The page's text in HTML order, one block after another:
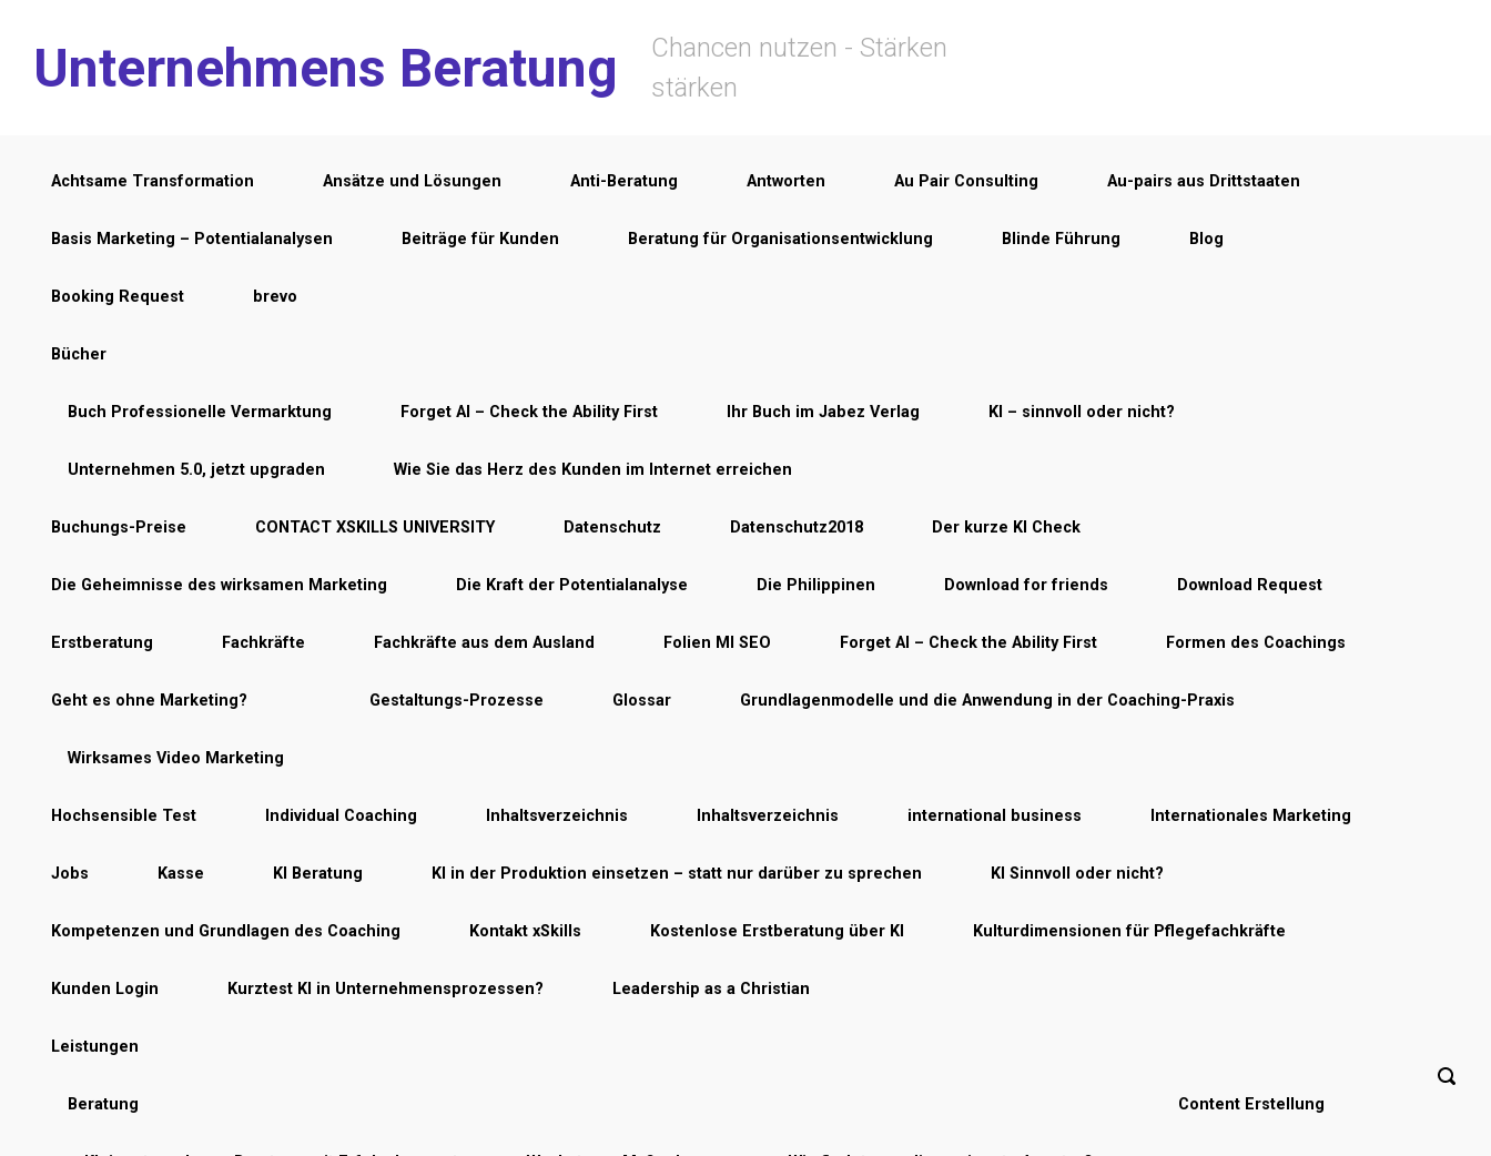
Unternehmens Beratung
Chancen nutzen - Stärken
stärken
Achtsame Transformation Ansätze und Lösungen Anti-Beratung Antworten Au Pair Consulting Au-pairs aus Drittstaaten
Basis Marketing – Potentialanalysen Beiträge für Kunden Beratung für Organisationsentwicklung Blinde Führung Blog
Booking Request brevo
Bücher
Buch Professionelle Vermarktung Forget AI – Check the Ability First Ihr Buch im Jabez Verlag KI – sinnvoll oder nicht?
Unternehmen 5.0, jetzt upgraden Wie Sie das Herz des Kunden im Internet erreichen
Buchungs-Preise CONTACT XSKILLS UNIVERSITY Datenschutz Datenschutz2018 Der kurze KI Check
Die Geheimnisse des wirksamen Marketing Die Kraft der Potentialanalyse Die Philippinen Download for friends Download Request
Erstberatung Fachkräfte Fachkräfte aus dem Ausland Folien MI SEO Forget AI – Check the Ability First Formen des Coachings
Geht es ohne Marketing?
Wirksames Video Marketing
Gestaltungs-Prozesse Glossar Grundlagenmodelle und die Anwendung in der Coaching-Praxis
Hochsensible Test Individual Coaching Inhaltsverzeichnis Inhaltsverzeichnis international business Internationales Marketing
Jobs Kasse KI Beratung KI in der Produktion einsetzen – statt nur darüber zu sprechen KI Sinnvoll oder nicht?
Kompetenzen und Grundlagen des Coaching Kontakt xSkills Kostenlose Erstberatung über KI Kulturdimensionen für Pflegefachkräfte
Kunden Login Kurztest KI in Unternehmensprozessen? Leadership as a Christian
Leistungen
Beratung Content Erstellung